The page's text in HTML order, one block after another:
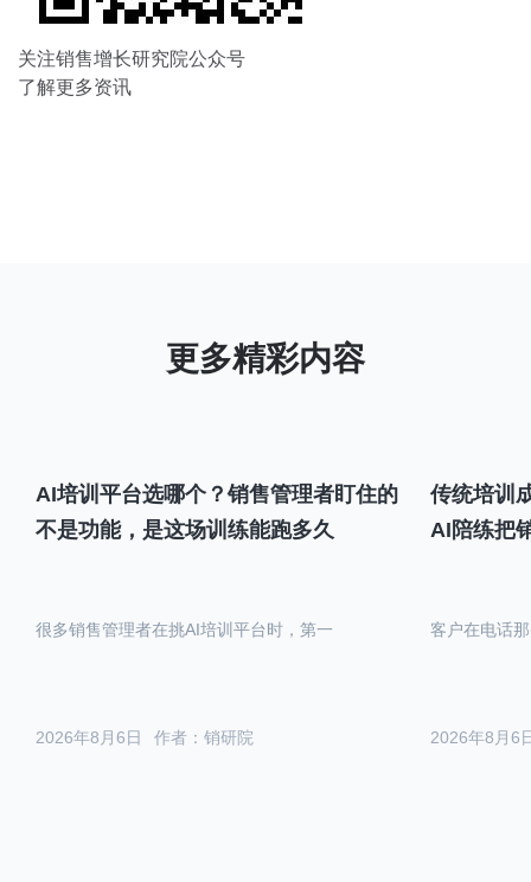
关注销售增长研究院公众号
了解更多资讯
AI培训平台选哪个？销售管理者盯住的
不是功能，是这场训练能跑多久
作者：销研院
2026年8月6日
很多销售管理者在挑AI培训平台时，第一
传统培训
AI陪练把
2026年8月6
客户在电话